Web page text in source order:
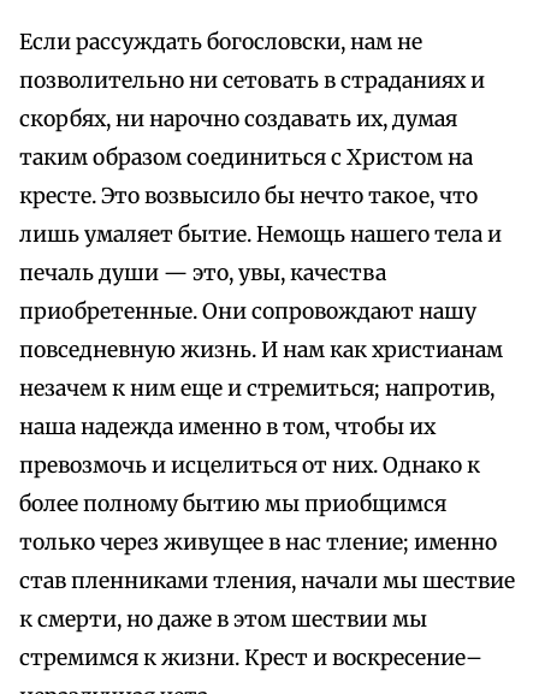
Если рассуждать богословски, нам не
позволительно ни сетовать в страданиях и
скорбях, ни нарочно создавать их, думая
таким образом соединиться с Христом на
кресте. Это возвысило бы нечто такое, что
лишь умаляет бытие. Немощь нашего тела и
печаль души — это, увы, качества
приобретенные. Они сопровождают нашу
повседневную жизнь. И нам как христианам
незачем к ним еще и стремиться; напротив,
наша надежда именно в том, чтобы их
превозмочь и исцелиться от них. Однако к
более полному бытию мы приобщимся
только через живущее в нас тление; именно
став пленниками тления, начали мы шествие
к смерти, но даже в этом шествии мы
стремимся к жизни. Крест и воскресение–